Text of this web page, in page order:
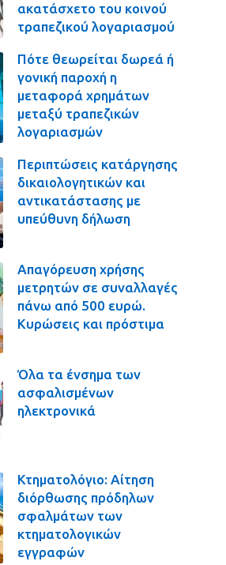
ακατάσχετο του κοινού
τραπεζικού λογαριασμού
Πότε θεωρείται δωρεά ή
γονική παροχή η
μεταφορά χρημάτων
μεταξύ τραπεζικών
λογαριασμών
Περιπτώσεις κατάργησης
δικαιολογητικών και
αντικατάστασης με
υπεύθυνη δήλωση
Απαγόρευση χρήσης
μετρητών σε συναλλαγές
πάνω από 500 ευρώ.
Κυρώσεις και πρόστιμα
Όλα τα ένσημα των
ασφαλισμένων
ηλεκτρονικά
Κτηματολόγιο: Αίτηση
διόρθωσης πρόδηλων
σφαλμάτων των
κτηματολογικών
εγγραφών